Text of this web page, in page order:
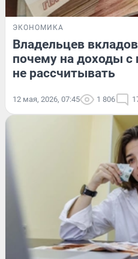
ЭКОНОМИКА
Владельцев
почему на доходы
не рассчитывать
12 мая, 2026, 07:45 1 806